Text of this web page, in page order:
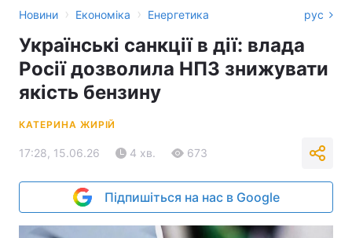
Новини › Економіка › Енергетика рус
Українські санкції в дії: влада
Росії дозволила НПЗ знижувати
якість бензину
КАТЕРИНА ЖИРІЙ
17:28, 15.06.26 4 хв. 673
Підпишіться на нас в Google